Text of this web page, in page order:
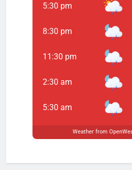
5:30 pm
8:30 pm
11:30 pm
2:30 am
5:30 am
Weather from